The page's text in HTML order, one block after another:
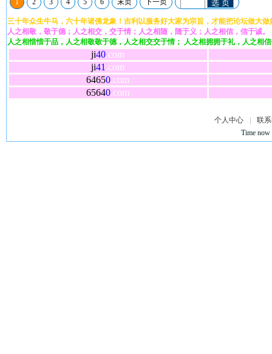
1 2 3 4 5 6 末页 下一页 选 页
三十年众生牛马，六十年诸佛龙象！吉利以服务好大家为宗旨，才能把论坛做大做
人之相敬，敬于德；人之相交，交于情；人之相随，随于义；人之相信，信于诚。
人之相惜惜于品，人之相敬敬于德，人之相交交于情； 人之相拥拥于礼，人之相
ji40.com
ji41 .com
64650.com
65640.com
个人中心
联
Time now